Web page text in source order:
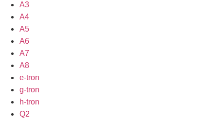
A3
A4
A5
A6
A7
A8
e-tron
g-tron
h-tron
Q2